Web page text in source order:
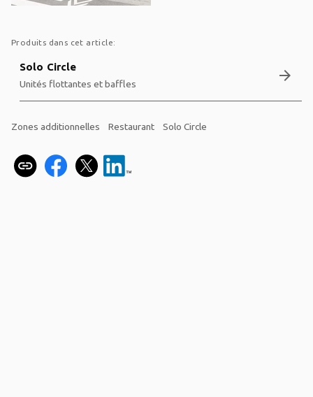
Produits dans cet article:
Solo Circle
Unités flottantes et baffles arrow_forward
Zones additionnelles Restaurant Solo Circle